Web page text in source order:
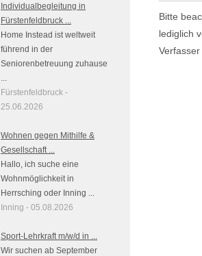
Individualbegleitung in
Fürstenfeldbruck ...
Home Instead ist weltweit
führend in der
Seniorenbetreuung zuhause
...
Fürstenfeldbruck -
25.06.2026
Wohnen gegen Mithilfe &
Gesellschaft ...
Hallo, ich suche eine
Wohnmöglichkeit in
Herrsching oder Inning ...
Inning - 05.08.2026
Sport-Lehrkraft m/w/d in ...
Wir suchen ab September
Bitte
lediglich